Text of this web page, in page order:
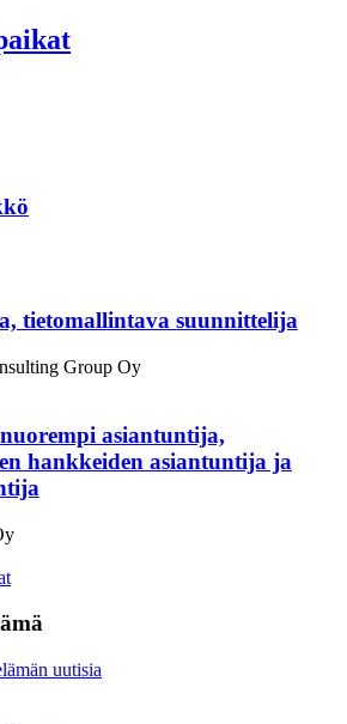
tietomallintava suunnittelija
Group Oy
asiantuntija,
hankkeiden asiantuntija ja
uutisia